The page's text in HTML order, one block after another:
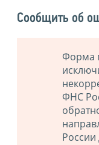
Сообщить об
Форма
ФНС
России